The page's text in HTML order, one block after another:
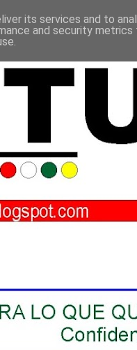
its services and to
and security